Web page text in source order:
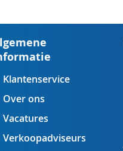
Klantenservice
Over ons
Vacatures
Verkoopadviseurs